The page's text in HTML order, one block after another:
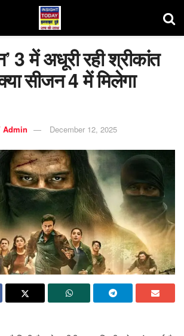
3 में अधूरी रही श्रीकांत
सीजन 4 में मिलेगा
Admin December 12, 2025